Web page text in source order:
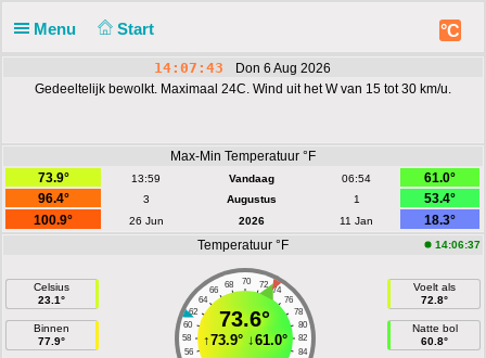
Menu Start °C
14:07:43
Don 6 Aug 2026
Gedeeltelijk bewolkt. Maximaal 24C. Wind uit het W van 15 tot 30 km/u.
Max-Min Temperatuur °F
73.9°
13:59 Vandaag 06:54
61.0°
96.4°
3 Augustus 1
53.4°
100.9°
26 Jun 2026 11 Jan
18.3°
Temperatuur °F
14:06:37
Celsius
23.1°
Binnen
77.9°
70
68 72
66
74
64
76
62
78
60
80
58
82
56
84
73.6°
↑73.9°↓61.0°
Voelt als
72.8°
Natte bol
60.8°